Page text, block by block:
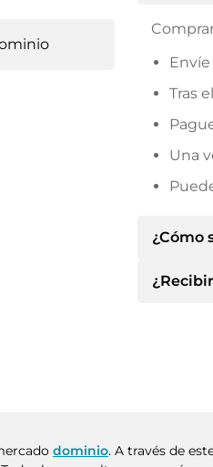
Tras
Una
¿Cómo
Tras
dominio. A través de